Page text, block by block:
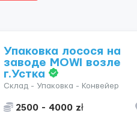
Упаковка лосося на
заводе MOWI возле
г.Устка
Склад - Упаковка - Конвейер
2500 - 4000 zł